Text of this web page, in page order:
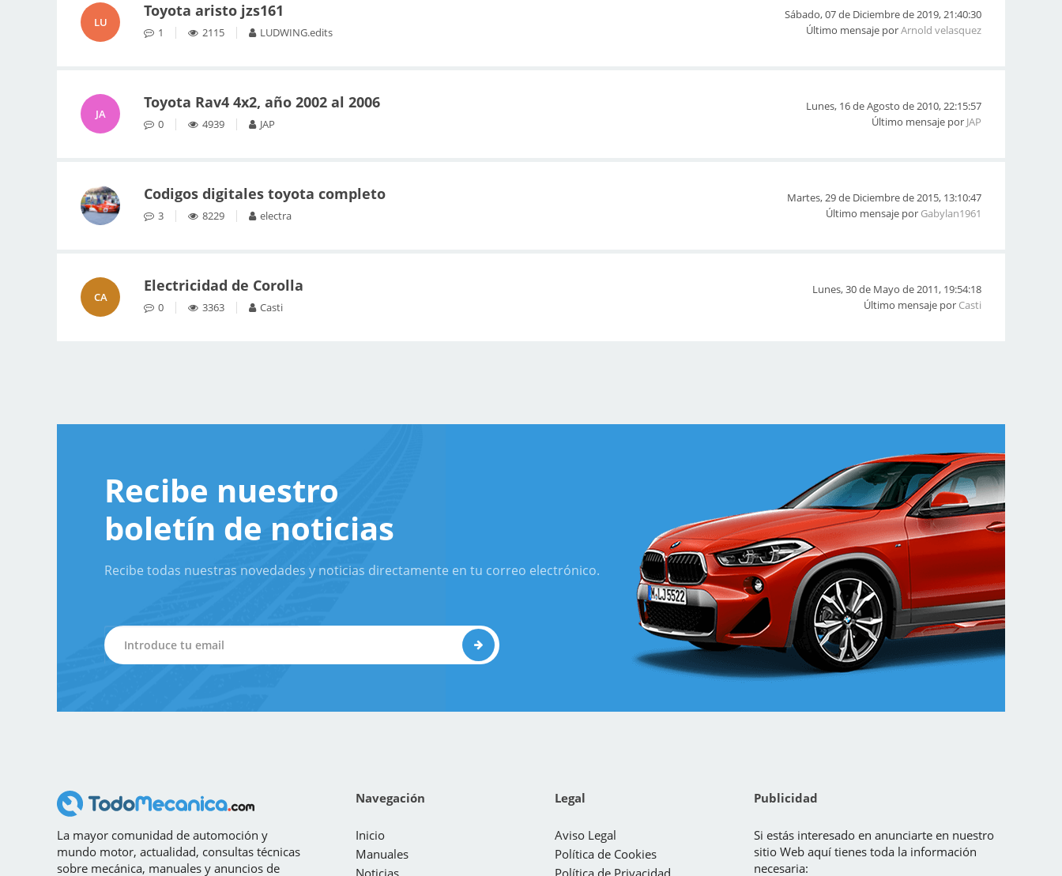
LU
Toyota aristo jzs161
1 2115 LUDWING.edits
Sábado, 07 de Diciembre de 2019, 21:40:30
Último mensaje porArnold velasquez
JA
Toyota Rav4 4x2, año 2002 al 2006
0 4939 JAP
Lunes, 16 de Agosto de 2010, 22:15:57
Último mensaje por JAP
Codigos digitales toyota completo
3 8229 electra
Martes, 29 de Diciembre de 2015, 13:10:47
Último mensaje por Gabylan1961
CA
Electricidad de Corolla
0 3363 Casti
Lunes, 30 de Mayo de 2011, 19:54:18
Último mensaje por Casti
Recibe nuestro
boletín de noticias
Recibe todas nuestras novedades y noticias directamente en tu correo electrónico.
La mayor comunidad de automoción y
mundo motor, actualidad, consultas técnicas
sobre mecánica, manuales y anuncios de
Navegación
Inicio
Manuales
Noticias
Legal
Aviso Legal
Política de Cookies
Política de Privacidad
Publicidad
Si estás interesado en anunciarte en nuestro
sitio Web aquí tienes toda la información
necesaria: